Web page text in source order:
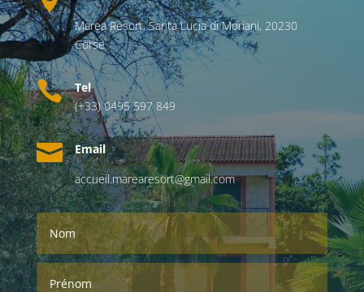
Marea Resort,Santa Lucia di Moriani, 20230
Corse

Tel
(+33) 0495 597 849

Email
accueil.marearesort@gmail.com